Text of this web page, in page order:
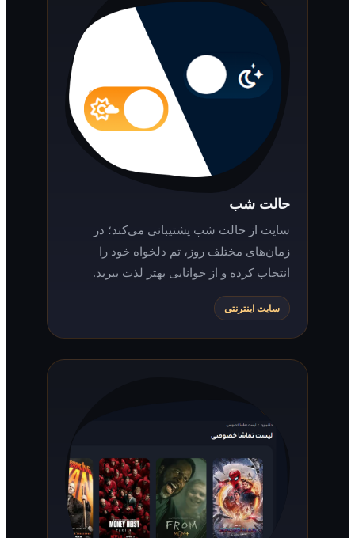
حالت شب
سایت از حالت شب پشتیبانی می‌کند؛ در
زمان‌های مختلف روز، تم دلخواه خود را
انتخاب کرده و از خوانایی بهتر لذت ببرید.
سایت اینترنتی